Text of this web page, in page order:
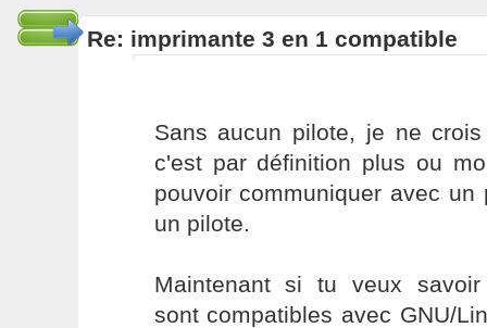
Re: imprimante 3 en 1 compatible
Sans aucun pilote, je ne
c'est par définition plus ou
pouvoir communiquer avec un
un pilote.
Maintenant si tu veux savoir
sont compatibles avec GNU/